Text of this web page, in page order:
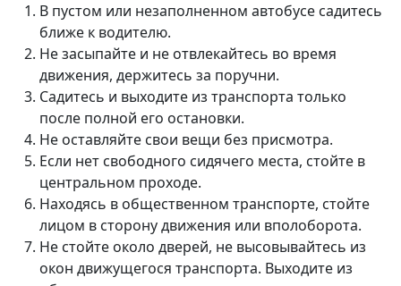
В пустом или незаполненном автобусе садитесь
ближе к водителю.
Не засыпайте и не отвлекайтесь во время
движения, держитесь за поручни.
Садитесь и выходите из транспорта только
после полной его остановки.
Не оставляйте свои вещи без присмотра.
Если нет свободного сидячего места, стойте в
центральном проходе.
Находясь в общественном транспорте, стойте
лицом в сторону движения или вполоборота.
Не стойте около дверей, не высовывайтесь из
окон движущегося транспорта. Выходите из